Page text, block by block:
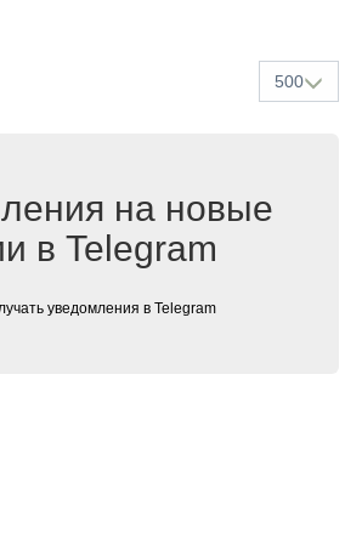
500
на новые
в Telegram
уведомления в Telegram